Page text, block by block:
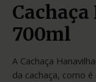
700ml
A Cachaça
da cachaça, como